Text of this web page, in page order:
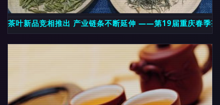
茶叶新品竞相推出 产业链条不断延伸 ——第19届重庆春季